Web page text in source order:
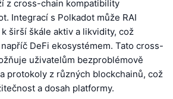
z cross-chain kompatibility
Integrací s Polkadot může RAI
širší škále aktiv a likvidity, což
DeFi ekosystémem. Tato cross-
uživatelům bezproblémově
protokoly z různých blockchainů, což
a dosah platformy.